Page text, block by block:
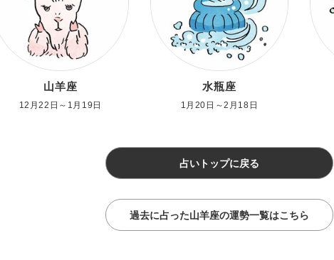
山羊座
12月22日～1月19日
水瓶座
1月20日～2月18日
占いトップに戻る
過去に占った山羊座の運勢一覧はこちら